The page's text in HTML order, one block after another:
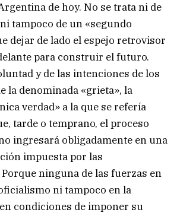
de hoy. No se trata ni de
tampoco de un «segundo
dejar de lado el espejo retrovisor
para construir el futuro.
y de las intenciones de los
la denominada «grieta», la
verdad» a la que se refería
tarde o temprano, el proceso
ingresará obligadamente en una
impuesta por las
ninguna de las fuerzas en
ni tampoco en la
condiciones de imponer su